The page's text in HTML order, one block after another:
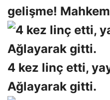
gelişme!
4 kez linç etti,
Ağlayarak gitti.